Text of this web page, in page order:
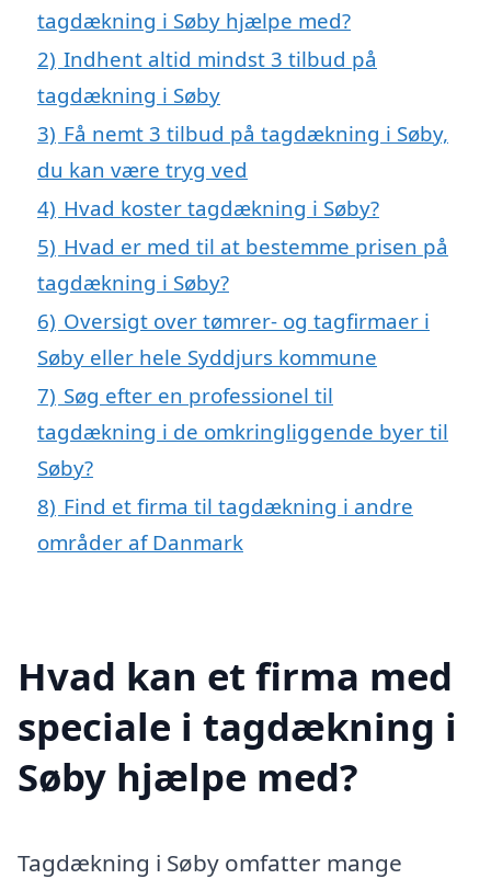
tagdækning i Søby hjælpe med?
2) Indhent altid mindst 3 tilbud på
tagdækning i Søby
3) Få nemt 3 tilbud på tagdækning i Søby,
du kan være tryg ved
4) Hvad koster tagdækning i Søby?
5) Hvad er med til at bestemme prisen på
tagdækning i Søby?
6) Oversigt over tømrer- og tagfirmaer i
Søby eller hele Syddjurs kommune
7) Søg efter en professionel til
tagdækning i de omkringliggende byer til
Søby?
8) Find et firma til tagdækning i andre
områder af Danmark
Hvad kan et firma med
speciale i tagdækning i
Søby hjælpe med?
Tagdækning i Søby omfatter mange